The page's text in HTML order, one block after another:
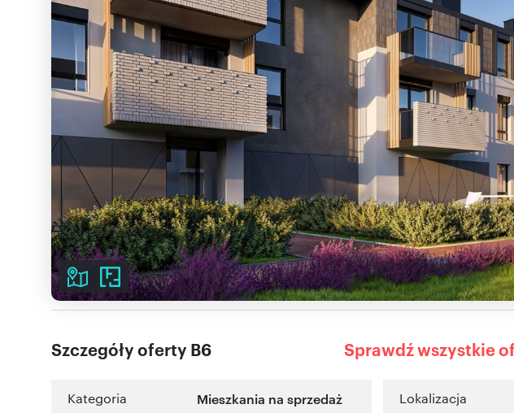
Szczegóły oferty B6 Sprawdź wszystkie
Kategoria Mieszkania na sprzedaż Lokalizacja